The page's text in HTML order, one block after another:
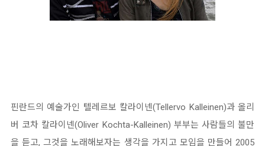
핀란드의 예술가인 텔레르보 칼라이넨(Tellervo Kalleinen)과 올리
버 코차 칼라이넨(Oliver Kochta-Kalleinen) 부부는 사람들의 불만
을 듣고, 그것을 노래해보자는 생각을 가지고 모임을 만들어 2005